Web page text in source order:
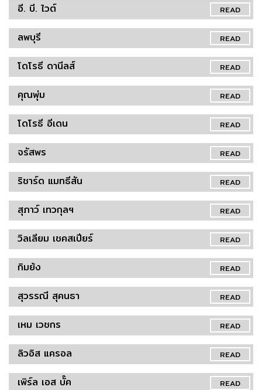
READ
อี. บี. ไวต์
READ
ลพบุรี
READ
โดโรธี ดานีลส์
READ
คุณพุ่ม
READ
โดโรธี อีเดน
READ
จรัสพร
READ
ริชาร์ด แมทธีสัน
READ
สุภาว์ เทวกุลฯ
READ
วิลเลียม เชคสเปียร์
READ
กิมย้ง
READ
สุวรรณี สุคนธา
READ
เหม เวชกร
READ
ลิวอิส แครอล
READ
เพิร์ล เอส บั๊ค